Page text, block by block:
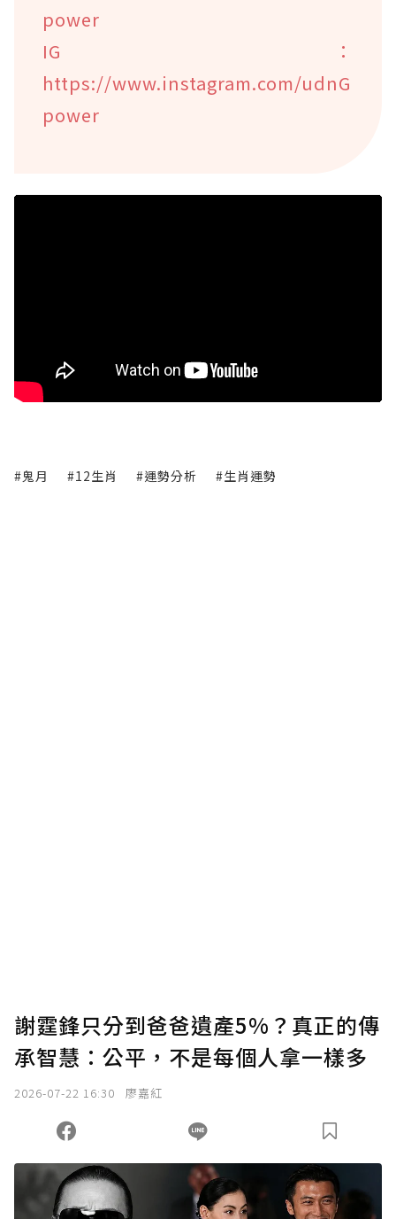
power
IG：
https://www.instagram.com/udnG
power
#鬼月 #12生肖 #運勢分析 #生肖運勢
謝霆鋒只分到爸爸遺產5%？真正的傳
承智慧：公平，不是每個人拿一樣多
2026-07-22 16:30 廖嘉紅